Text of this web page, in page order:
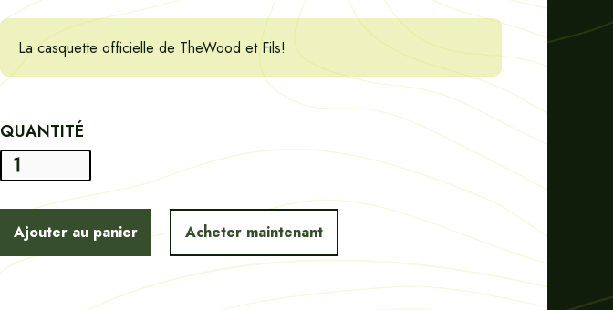
La casquette officielle de TheWood et Fils!
QUANTITÉ
Acheter maintenant